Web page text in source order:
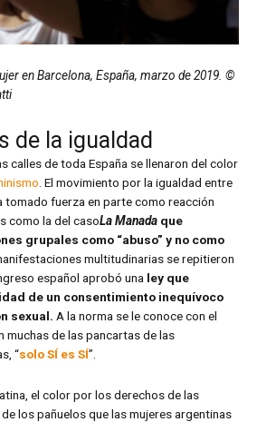
en Barcelona, España, marzo de 2019. ©
de la igualdad
calles de toda España se llenaron del color
. El movimiento por la igualdad entre
tomado fuerza en parte como reacción
como la del casoLa Manada que
grupales como “abuso” y no como
multitudinarias se repitieron
español aprobó una ley que
de un consentimiento inequívoco
sexual. A la norma se le conoce con el
muchas de las pancartas de las
“solo SÍ es SÍ”.
el color por los derechos de las
los pañuelos que las mujeres argentinas